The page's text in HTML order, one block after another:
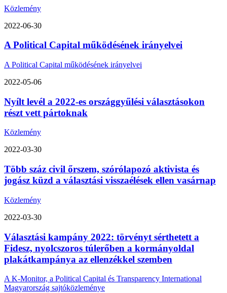
Közlemény
2022-06-30
A Political Capital működésének irányelvei
A Political Capital működésének irányelvei
2022-05-06
Nyílt levél a 2022-es országgyűlési választásokon
részt vett pártoknak
Közlemény
2022-03-30
Több száz civil őrszem, szórólapozó aktivista és
jogász küzd a választási visszaélések ellen vasárnap
Közlemény
2022-03-30
Választási kampány 2022: törvényt sérthetett a
Fidesz, nyolcszoros túlerőben a kormányoldal
plakátkampánya az ellenzékkel szemben
A K-Monitor, a Political Capital és Transparency International
Magyarország sajtóközleménye